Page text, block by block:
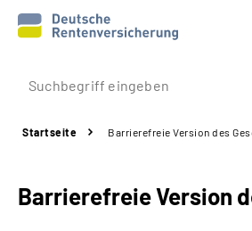
Prävention
Rente
Startseite Barrierefreie Version des
Barrierefreie Version